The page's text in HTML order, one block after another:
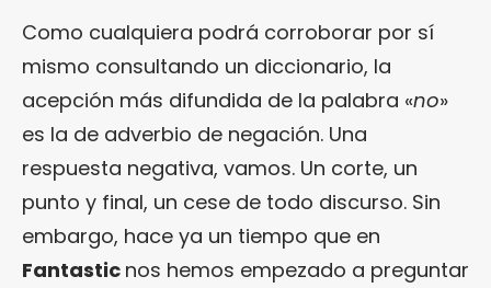
Como cualquiera podrá corroborar por sí
mismo consultando un diccionario, la
acepción más difundida de la palabra «no»
es la de adverbio de negación. Una
respuesta negativa, vamos. Un corte, un
punto y final, un cese de todo discurso. Sin
embargo, hace ya un tiempo que en
Fantastic nos hemos empezado a preguntar